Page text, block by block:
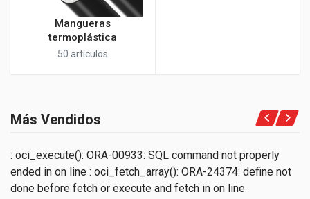
Mangueras
termoplástica
50 artículos
Más Vendidos
: oci_execute(): ORA-00933: SQL command not properly
ended in on line : oci_fetch_array(): ORA-24374: define not
done before fetch or execute and fetch in on line